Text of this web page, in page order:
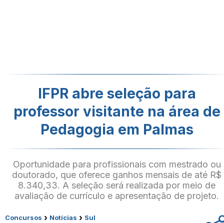
IFPR abre seleção para
professor visitante na área de
Pedagogia em Palmas
Oportunidade para profissionais com mestrado ou
doutorado, que oferece ganhos mensais de até R$
8.340,33. A seleção será realizada por meio de
avaliação de currículo e apresentação de projeto.
Concursos › Notícias › Sul